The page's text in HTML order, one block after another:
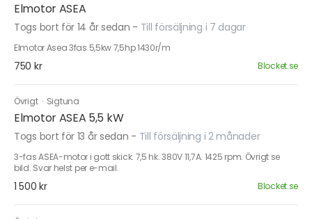
Elmotor ASEA
Togs bort för 14 år sedan - Till försäljning i 7 dagar
Elmotor Asea 3fas 5,5kw 7,5hp 1430r/m
750 kr Blocket.se
Övrigt · Sigtuna
Elmotor ASEA 5,5 kW
Togs bort för 13 år sedan - Till försäljning i 2 månader
3-fas ASEA-motor i gott skick. 7,5 hk. 380V 11,7A. 1425 rpm. Övrigt se
bild. Svar helst per e-mail.
1 500 kr Blocket.se